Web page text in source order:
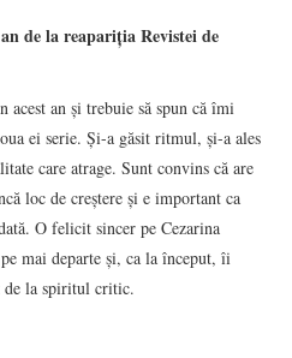
de la reapariția Revistei de
an și trebuie să spun că îmi
ei serie. Și-a găsit ritmul, și-a ales
care atrage. Sunt convins că are
loc de creștere și e important ca
O felicit sincer pe Cezarina
mai departe și, ca la început, îi
de la spiritul critic.